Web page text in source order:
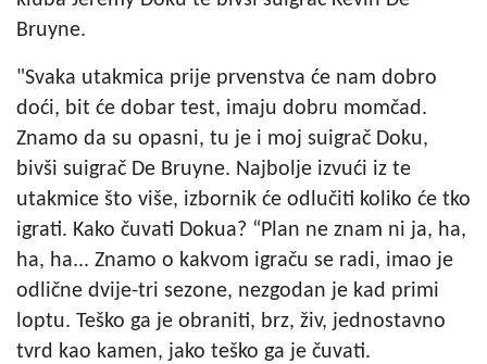
Bruyne.
"Svaka utakmica prije prvenstva će nam dobro
doći, bit će dobar test, imaju dobru momčad.
Znamo da su opasni, tu je i moj suigrač Doku,
bivši suigrač De Bruyne. Najbolje izvući iz te
utakmice što više, izbornik će odlučiti koliko će tko
igrati. Kako čuvati Dokua? “Plan ne znam ni ja, ha,
ha, ha... Znamo o kakvom igraču se radi, imao je
odlične dvije-tri sezone, nezgodan je kad primi
loptu. Teško ga je obraniti, brz, živ, jednostavno
tvrd kao kamen, jako teško ga je čuvati.